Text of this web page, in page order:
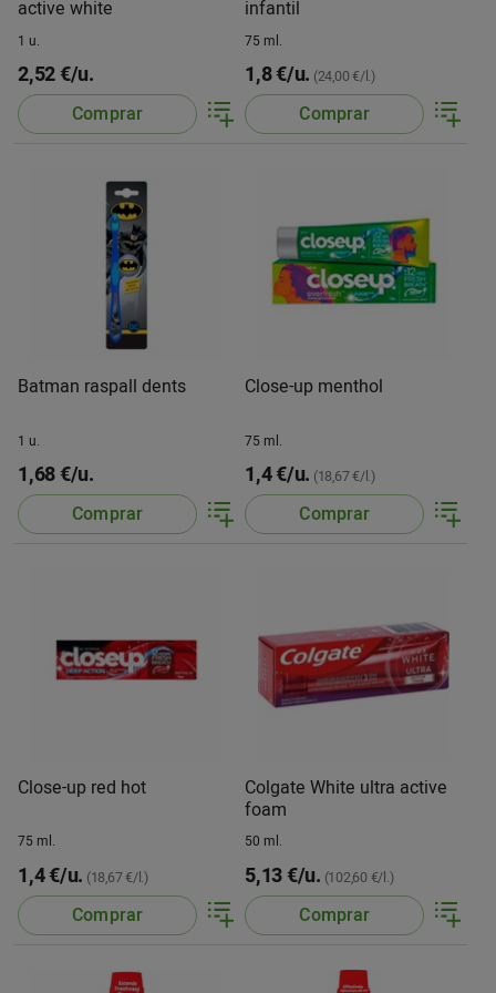
active white
1 u.
2,52 €/u.
Comprar
infantil
75 ml.
1,8 €/u. (24,00 €/l.)
Comprar
Batman raspall dents
1 u.
1,68 €/u.
Comprar
Close-up menthol
75 ml.
1,4 €/u. (18,67 €/l.)
Comprar
Close-up red hot
75 ml.
1,4 €/u. (18,67 €/l.)
Comprar
Colgate White ultra active
foam
50 ml.
5,13 €/u. (102,60 €/l.)
Comprar